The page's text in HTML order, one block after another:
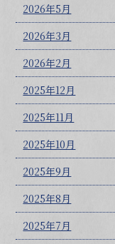
2026年5月
2026年3月
2026年2月
2025年12月
2025年11月
2025年10月
2025年9月
2025年8月
2025年7月